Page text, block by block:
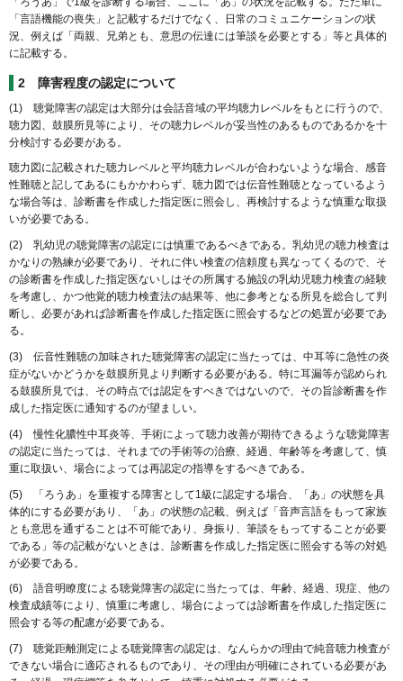
「言語機能の喪失」と記載するだけでなく、日常のコミュニケーションの状
況、例えば「両親、兄弟とも、意思の伝達には筆談を必要とする」等と具体的
に記載する。
2 障害程度の認定について
(1) 聴覚障害の認定は大部分は会話音域の平均聴力レベルをもとに行うので、
聴力図、鼓膜所見等により、その聴力レベルが妥当性のあるものであるかを十
分検討する必要がある。
聴力図に記載された聴力レベルと平均聴力レベルが合わないような場合、感音
性難聴と記してあるにもかかわらず、聴力図では伝音性難聴となっているよう
な場合等は、診断書を作成した指定医に照会し、再検討するような慎重な取扱
いが必要である。
(2) 乳幼児の聴覚障害の認定には慎重であるべきである。乳幼児の聴力検査は
かなりの熟練が必要であり、それに伴い検査の信頼度も異なってくるので、そ
の診断書を作成した指定医ないしはその所属する施設の乳幼児聴力検査の経験
を考慮し、かつ他覚的聴力検査法の結果等、他に参考となる所見を総合して判
断し、必要があれば診断書を作成した指定医に照会するなどの処置が必要であ
る。
(3) 伝音性難聴の加味された聴覚障害の認定に当たっては、中耳等に急性の炎
症がないかどうかを鼓膜所見より判断する必要がある。特に耳漏等が認められ
る鼓膜所見では、その時点では認定をすべきではないので、その旨診断書を作
成した指定医に通知するのが望ましい。
(4) 慢性化膿性中耳炎等、手術によって聴力改善が期待できるような聴覚障害
の認定に当たっては、それまでの手術等の治療、経過、年齢等を考慮して、慎
重に取扱い、場合によっては再認定の指導をするべきである。
(5) 「ろうあ」を重複する障害として1級に認定する場合、「あ」の状態を具
体的にする必要があり、「あ」の状態の記載、例えば「音声言語をもって家族
とも意思を通ずることは不可能であり、身振り、筆談をもってすることが必要
である」等の記載がないときは、診断書を作成した指定医に照会する等の対処
が必要である。
(6) 語音明瞭度による聴覚障害の認定に当たっては、年齢、経過、現症、他の
検査成績等により、慎重に考慮し、場合によっては診断書を作成した指定医に
照会する等の配慮が必要である。
(7) 聴覚距離測定による聴覚障害の認定は、なんらかの理由で純音聴力検査が
できない場合に適応されるものであり、その理由が明確にされている必要があ